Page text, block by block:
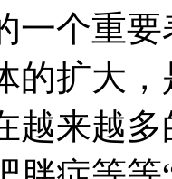
一个重
的扩大
越来越